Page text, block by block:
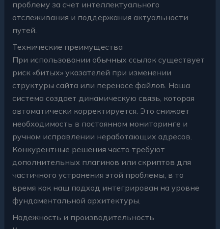
проблему за счет интеллектуального
отслеживания и поддержания актуальности
путей.
Технические преимущества
При использовании обычных ссылок существует
риск «битых» указателей при изменении
структуры сайта или переносе файлов. Наша
система создает динамическую связь, которая
автоматически корректируется. Это снижает
необходимость в постоянном мониторинге и
ручном исправлении неработающих адресов.
Конкурентные решения часто требуют
дополнительных плагинов или скриптов для
частичного устранения этой проблемы, в то
время как наш подход интегрирован на уровне
фундаментальной архитектуры.
Надежность и производительность